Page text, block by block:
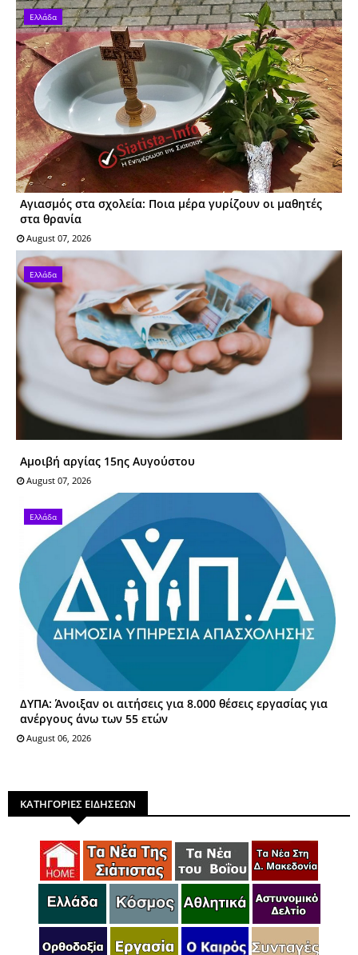
Ελλάδα
Αγιασμός στα σχολεία: Ποια μέρα γυρίζουν οι μαθητές
στα θρανία
August 07, 2026
Ελλάδα
Αμοιβή αργίας 15ης Αυγούστου
August 07, 2026
Ελλάδα
ΔΥΠΑ: Άνοιξαν οι αιτήσεις για 8.000 θέσεις εργασίας για
ανέργους άνω των 55 ετών
August 06, 2026
ΚΑΤΗΓΟΡΙΕΣ ΕΙΔΗΣΕΩΝ